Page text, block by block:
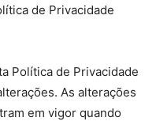
de Privacidade
Política de Privacidade
As alterações
em vigor quando